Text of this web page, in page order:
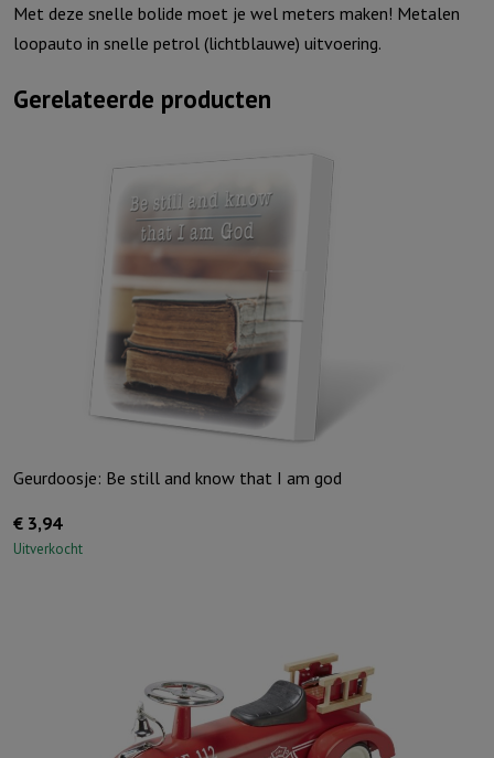
Met deze snelle bolide moet je wel meters maken! Metalen
loopauto in snelle petrol (lichtblauwe) uitvoering.
Gerelateerde producten
Geurdoosje: Be still and know that I am god
€ 3,94
Uitverkocht